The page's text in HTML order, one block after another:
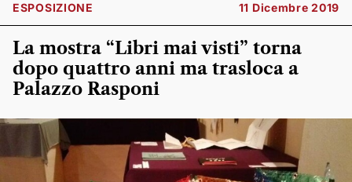
ESPOSIZIONE 11 Dicembre 2019
La mostra “Libri mai visti” torna
dopo quattro anni ma trasloca a
Palazzo Rasponi